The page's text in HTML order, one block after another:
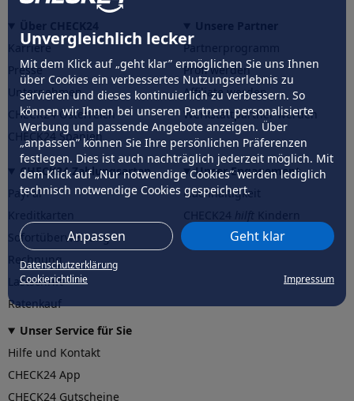
Unvergleichlich lecker
Mit dem Klick auf „geht klar” ermöglichen Sie uns Ihnen
über Cookies ein verbessertes Nutzungserlebnis zu
servieren und dieses kontinuierlich zu verbessern. So
können wir Ihnen bei unseren Partnern personalisierte
Werbung und passende Angebote anzeigen. Über
„anpassen” können Sie Ihre persönlichen Präferenzen
festlegen. Dies ist auch nachträglich jederzeit möglich. Mit
dem Klick auf „Nur notwendige Cookies” werden lediglich
technisch notwendige Cookies gespeichert.
Anpassen Geht klar
Datenschutzerklärung
Cookierichtlinie
Impressum
Karriere
Presse
Unternehmen
CHECK24 Österreich
CHECK24 Spanien
Partnerprogramm
Profi werden
Affiliate werden
Werkstattpartner werden
CHECK24 Zahlungsarten
PayPal
Sofortüberweisung
Rechnung
Lastschrift
Ratenkauf
Unser Engagement
Nachhaltigkeit
CHECK24hilftder Natur
Unser Service für Sie
Hilfe und Kontakt
CHECK24 App
CHECK24 Gutscheine